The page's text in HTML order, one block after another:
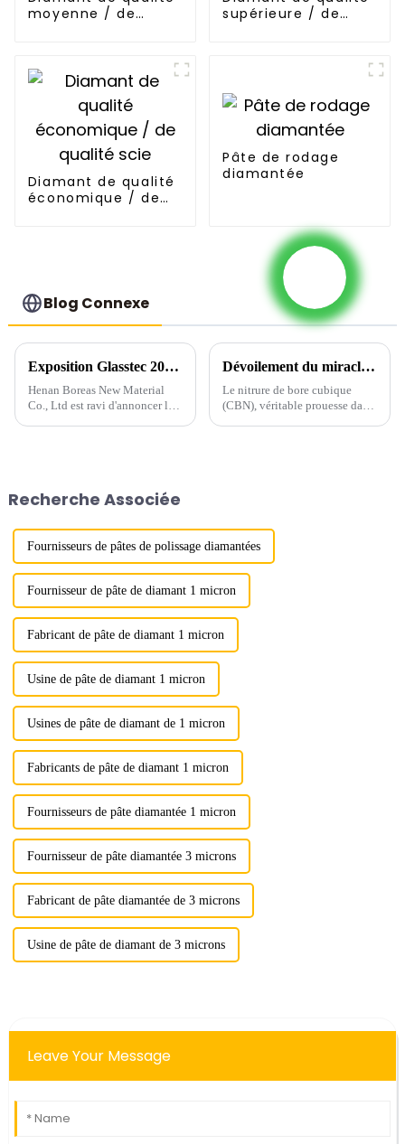
moyenne / de
supérieure / de
Diamant de qualité
économique / de
Pâte de rodage
diamantée
Blog Connexe
Exposition Glasstec 2024 à Düsseldorf-1
Henan Boreas New Material
Co., Ltd est ravi d'annoncer la
Dévoilement du miracle des abrasifs ultra-durs du nitrure de bore cubique
Le nitrure de bore cubique
(CBN), véritable prouesse dans
Metallurgical and
Metallurgical Laboratory
(AEM).
Recherche Associée
Fournisseurs de pâtes de polissage diamantées
Fournisseur de pâte de diamant 1 micron
Fabricant de pâte de diamant 1 micron
Usine de pâte de diamant 1 micron
Usines de pâte de diamant de 1 micron
Fabricants de pâte de diamant 1 micron
Fournisseurs de pâte diamantée 1 micron
Fournisseur de pâte diamantée 3 microns
Fabricant de pâte diamantée de 3 microns
Usine de pâte de diamant de 3 microns
Leave Your Message